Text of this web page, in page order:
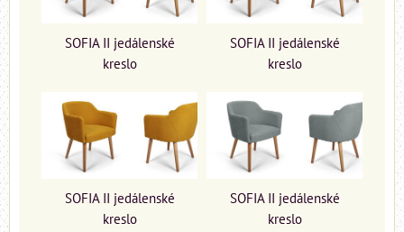
SOFIA II jedálenské
kreslo
SOFIA II jedálenské
kreslo
SOFIA II jedálenské
kreslo
SOFIA II jedálenské
kreslo